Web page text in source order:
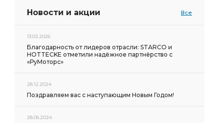
Новости и акции Все
13.02.2026
Благодарность от лидеров отрасли: STARCO и
HOTTECKE отметили надёжное партнёрство с
«РуМоторс»
28.12.2024
Поздравляем вас с наступающим Новым Годом!
28.06.2024